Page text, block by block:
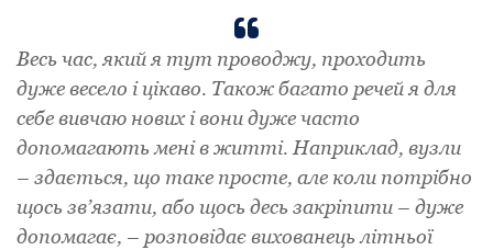
Весь час, який я тут проводжу, проходить
дуже весело і цікаво. Також багато речей я для
себе вивчаю нових і вони дуже часто
допомагають мені в житті. Наприклад, вузли
– здається, що таке просте, але коли потрібно
щось зв’язати, або щось десь закріпити – дуже
допомагає, – розповідає вихованець літньої